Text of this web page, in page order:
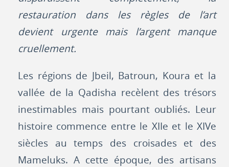
restauration dans les règles de l’art
devient urgente mais l’argent manque
cruellement.
Les régions de Jbeil, Batroun, Koura et la
vallée de la Qadisha recèlent des trésors
inestimables mais pourtant oubliés. Leur
histoire commence entre le XIIe et le XIVe
siècles au temps des croisades et des
Mameluks. A cette époque, des artisans